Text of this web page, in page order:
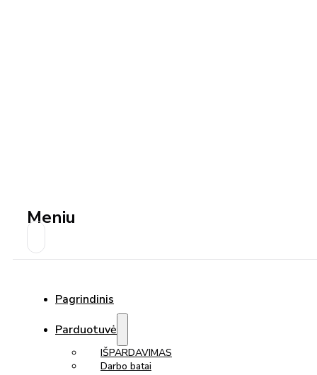
Meniu
Pagrindinis
Parduotuvė
IŠPARDAVIMAS
Darbo batai